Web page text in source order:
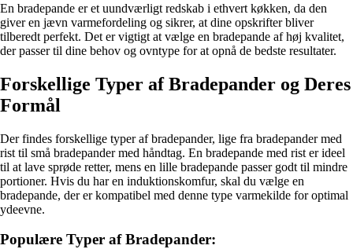
En bradepande er et uundværligt redskab i ethvert køkken, da den
giver en jævn varmefordeling og sikrer, at dine opskrifter bliver
tilberedt perfekt. Det er vigtigt at vælge en bradepande af høj kvalitet,
der passer til dine behov og ovntype for at opnå de bedste resultater.
Forskellige Typer af Bradepander og Deres
Formål
Der findes forskellige typer af bradepander, lige fra bradepander med
rist til små bradepander med håndtag. En bradepande med rist er ideel
til at lave sprøde retter, mens en lille bradepande passer godt til mindre
portioner. Hvis du har en induktionskomfur, skal du vælge en
bradepande, der er kompatibel med denne type varmekilde for optimal
ydeevne.
Populære Typer af Bradepander: